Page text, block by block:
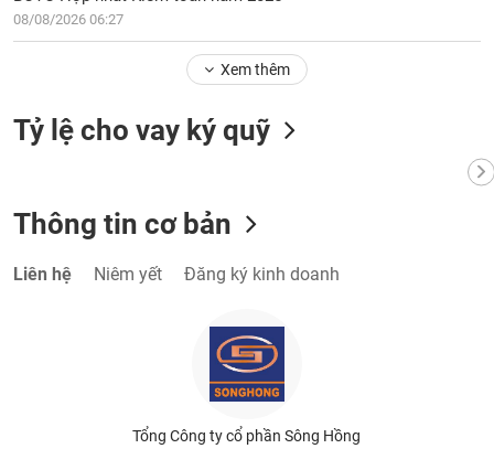
08/08/2026 06:27
Xem thêm
Tỷ lệ cho vay ký quỹ
Thông tin cơ bản
Liên hệ Niêm yết Đăng ký kinh doanh
Tổng Công ty cổ phần Sông Hồng